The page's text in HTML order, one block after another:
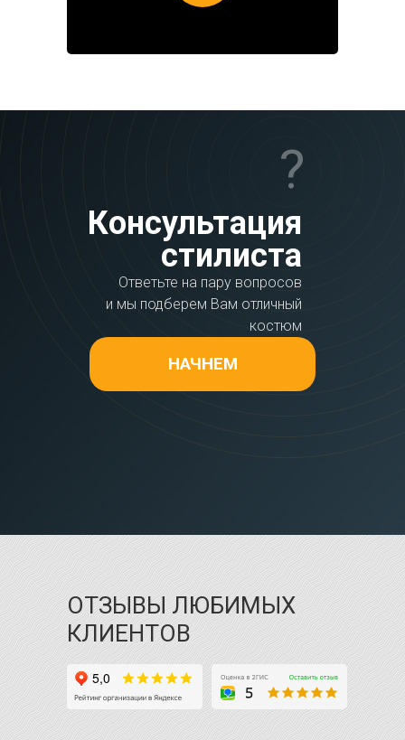
?
Консультация
стилиста
Ответьте на пару вопросов
и мы подберем Вам отличный
костюм
НАЧНЕМ
ОТЗЫВЫ ЛЮБИМЫХ
КЛИЕНТОВ